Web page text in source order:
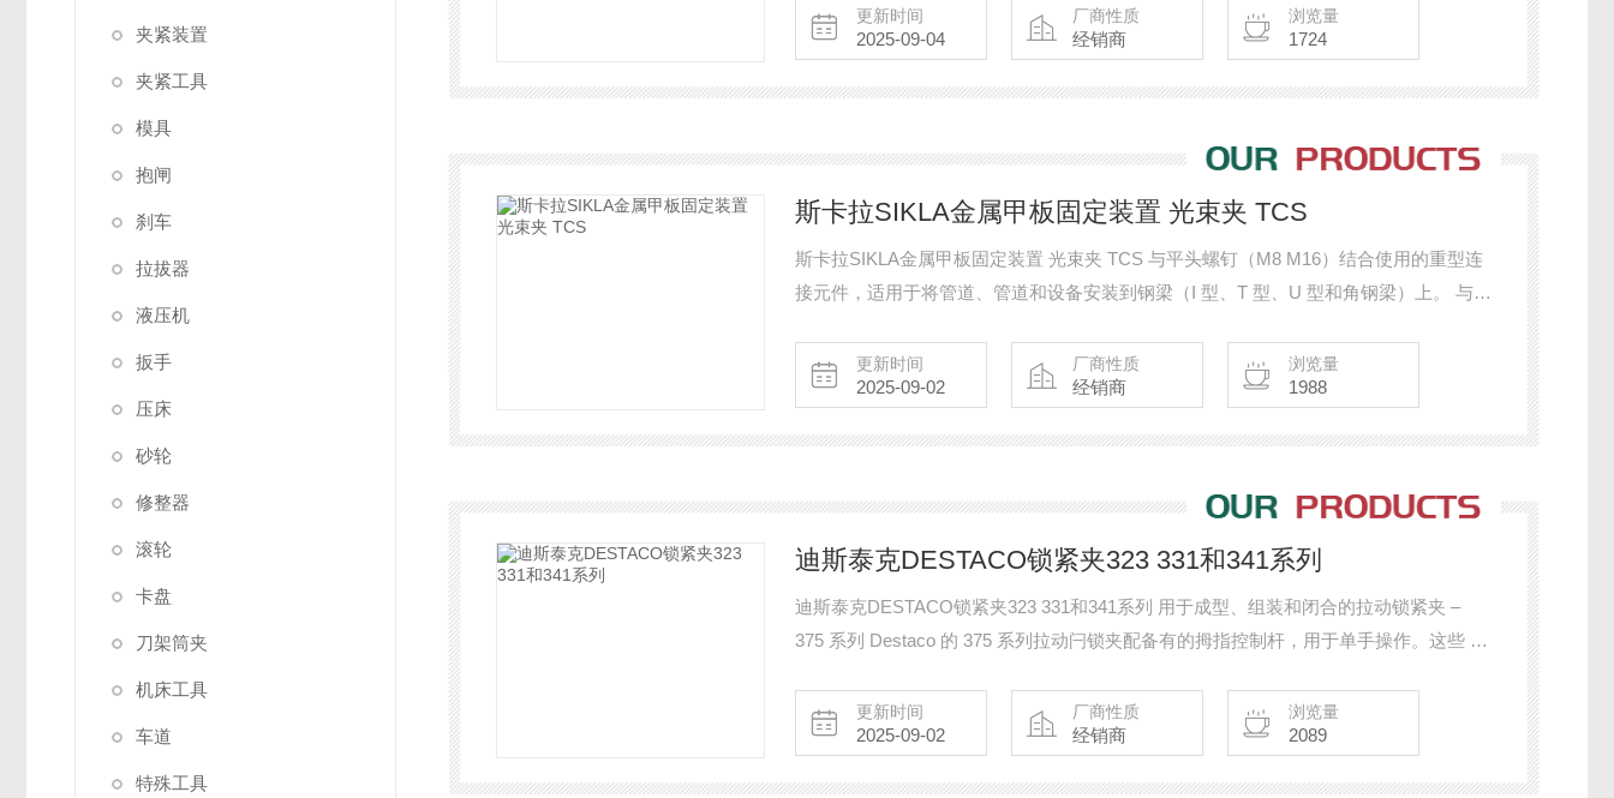
夹紧装置
夹紧工具
模具
抱闸
刹车
拉拔器
液压机
扳手
压床
砂轮
修整器
滚轮
卡盘
刀架筒夹
机床工具
车道
特殊工具
区和 22 区（有危险粉末或灰尘的区域）。
更新时间
2025-09-04
厂商性质
经销商
浏览量
1724
斯卡拉SIKLA金属甲板固定装置 光束夹 TCS
斯卡拉SIKLA金属甲板固定装置 光束夹 TCS 与平头螺钉（M8 M16）结合使用的重型连
接元件，适用于将管道、管道和设备安装到钢梁（I 型、T 型、U 型和角钢梁）上。 与万
装元件。 由于其特殊的底座轮廓，梁夹 TCS 1 也可以沿着 41 系列 Sikla 通道的开口滑
动并保持。
更新时间
2025-09-02
厂商性质
经销商
浏览量
1988
迪斯泰克DESTACO锁紧夹323 331和341系列
迪斯泰克DESTACO锁紧夹323 331和341系列 用于成型、组装和闭合的拉动锁紧夹 –
375 系列 Destaco 的 375 系列拉动闩锁夹配备有的拇指控制杆，用于单手操作。这些 U
的应用包括 - 门、盖子或盖子的成型、组装和封闭。
更新时间
2025-09-02
厂商性质
经销商
浏览量
2089